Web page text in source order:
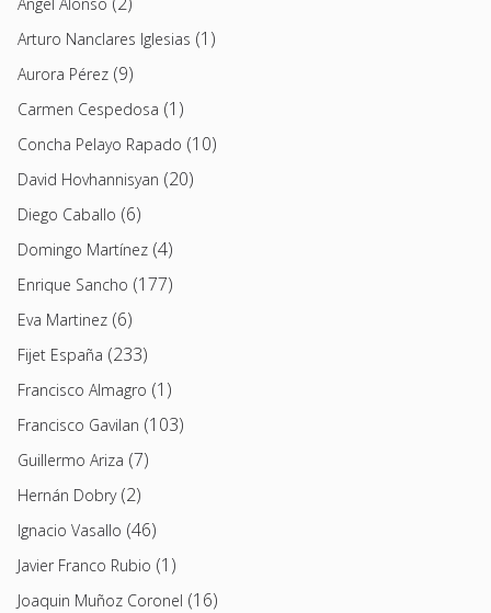
Arturo Nanclares Iglesias (1)
Aurora Pérez (9)
Carmen Cespedosa (1)
Concha Pelayo Rapado (10)
David Hovhannisyan (20)
Diego Caballo (6)
Domingo Martínez (4)
Enrique Sancho (177)
Eva Martinez (6)
Fijet España (233)
Francisco Almagro (1)
Francisco Gavilan (103)
Guillermo Ariza (7)
Hernán Dobry(2)
Ignacio Vasallo (46)
Javier Franco Rubio (1)
Joaquin Muñoz Coronel (16)